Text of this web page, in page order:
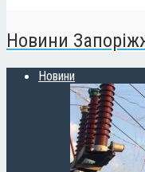
Новини
Новини